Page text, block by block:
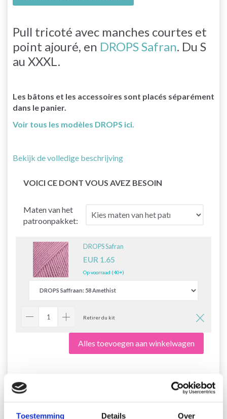
Toestemming Details Over
Pull tricoté avec manches courtes et
point ajouré, en DROPS Safran. Du S
au XXXL.
Les bâtons et les accessoires sont placés séparément
dans le panier.
Voir tous les modèles DROPS ici.
Bekijk de volledige beschrijving
VOICI CE DONT VOUS AVEZ BESOIN
Maten van het
patroonpakket:
DROPS Safran
EUR 1.65
Op voorraad (40+)
Retirer du kit
Alles toevoegen aan winkelwagen
220-24 Playful Petals by